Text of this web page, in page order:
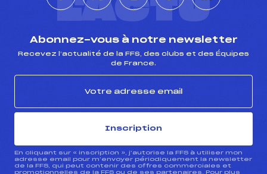
L'ACTU
Abonnez-vous à notre newsletter
Recevez l’actualité de la FFS, des clubs et des Équipes
de France.
Inscription
En cliquant sur « inscription », j’autorise la FFS à utiliser mon
adresse email pour m’envoyer périodiquement la newsletter
de la FFS, qui peut contenir des offres commerciales et
promotionnelles de la FFS ou de ses partenaires. Pour plus